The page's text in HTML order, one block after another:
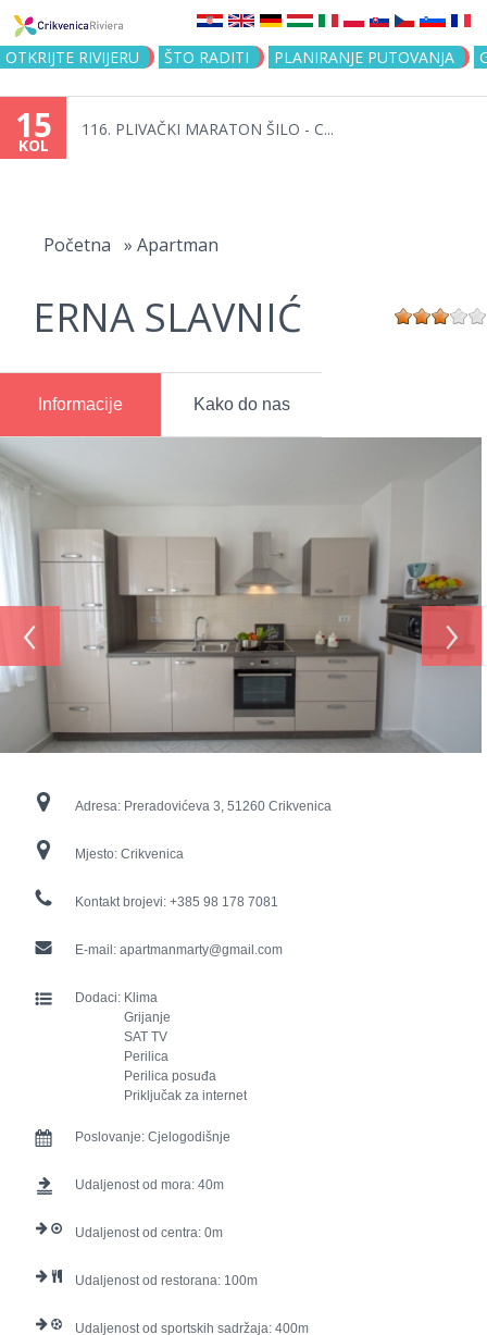
Jump to navigation
OTKRIJTE RIVIJERU ŠTO RADITI PLANIRANJE PUTOVANJA
15
KOL
116. PLIVAČKI MARATON ŠILO - C...
Početna » Apartman
ERNA SLAVNIĆ
Informacije Kako do nas
‹ ›
Adresa: Preradovićeva 3, 51260 Crikvenica
Mjesto: Crikvenica
Kontakt brojevi: +385 98 178 7081
E-mail: apartmanmarty@gmail.com
Dodaci: Klima
Grijanje
SAT TV
Perilica
Perilica posuđa
Priključak za internet
Poslovanje: Cjelogodišnje
Udaljenost od mora: 40
Udaljenost od centra: 0
Udaljenost od restorana: 100
Udaljenost od sportskih sadržaja: 400